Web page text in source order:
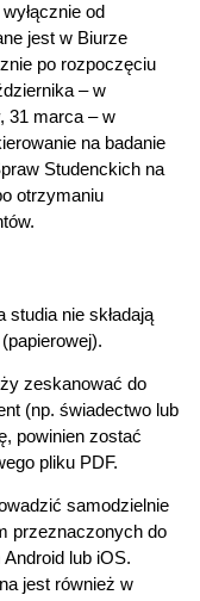
od
jest w Biurze
po rozpoczęciu
– w
31 marca – w
na badanie
Studenckich na
otrzymaniu
nie składają
zeskanować do
(np. świadectwo lub
powinien zostać
pliku PDF.
samodzielnie
przeznaczonych do
lub iOS.
jest również w